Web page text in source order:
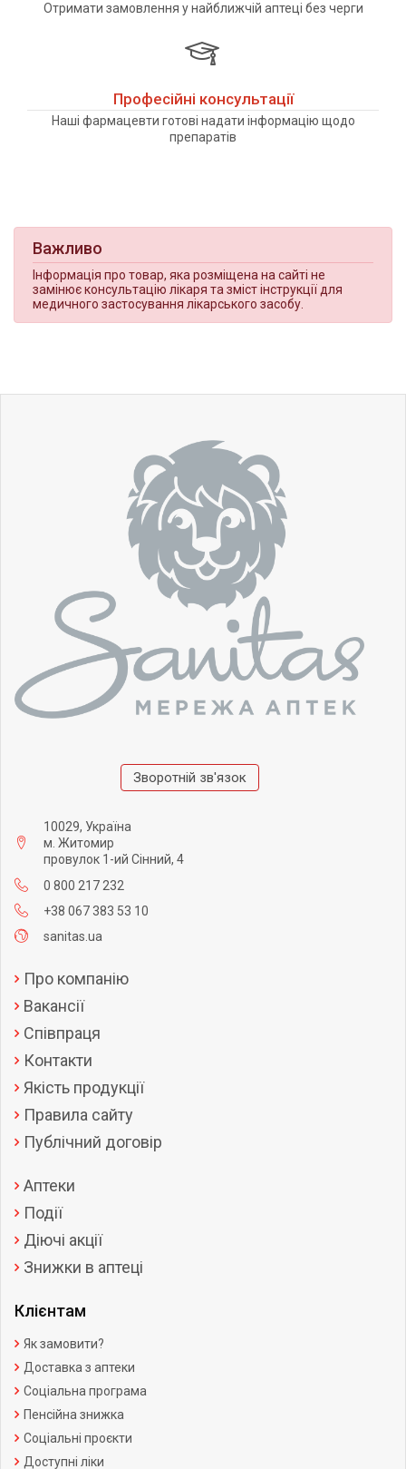
Отримати замовлення у найближчій аптеці без черги
Професійні консультації
Наші фармацевти готові надати інформацію щодо
препаратів
Важливо
Інформація про товар, яка розміщена на сайті не
замінює консультацію лікаря та зміст інструкції для
медичного застосування лікарського засобу.
Зворотній зв'язок
10029, Україна
м. Житомир
провулок 1-ий Сінний, 4
0 800 217 232
+38 067 383 53 10
sanitas.ua
Про компанію
Вакансії
Співпраця
Контакти
Якість продукції
Правила сайту
Публічний договір
Аптеки
Події
Діючі акції
Знижки в аптеці
Клієнтам
Як замовити?
Доставка з аптеки
Соціальна програма
Пенсійна знижка
Соціальні проєкти
Доступні ліки